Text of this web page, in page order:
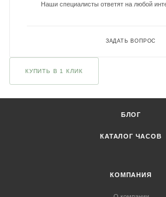
Наши специалисты ответят на любой
ЗАДАТЬ ВОПРОС
КУПИТЬ В 1 КЛИК
БЛОГ
КАТАЛОГ ЧАСОВ
КОМПАНИЯ